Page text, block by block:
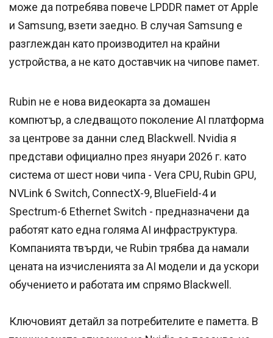
може да потребява повече LPDDR памет от Apple
и Samsung, взети заедно. В случая Samsung е
разглеждан като производител на крайни
устройства, а не като доставчик на чипове памет.
Rubin не е нова видеокарта за домашен
компютър, а следващото поколение AI платформа
за центрове за данни след Blackwell. Nvidia я
представи официално през януари 2026 г. като
система от шест нови чипа - Vera CPU, Rubin GPU,
NVLink 6 Switch, ConnectX-9, BlueField-4 и
Spectrum-6 Ethernet Switch - предназначени да
работят като една голяма AI инфраструктура.
Компанията твърди, че Rubin трябва да намали
цената на изчисленията за AI модели и да ускори
обучението и работата им спрямо Blackwell.
Ключовият детайл за потребителите е паметта. В